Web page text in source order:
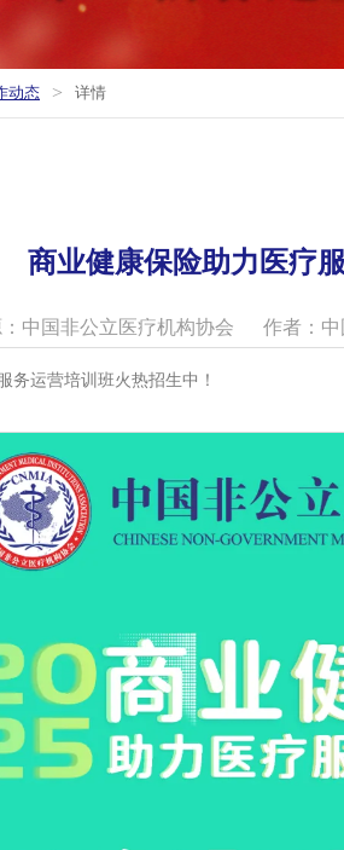
动态 > 详情
商业健康保险助力医疗
中国非公立医疗机构协会 作者：
务运营培训班火热招生中！